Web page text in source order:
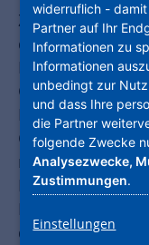
Zum Tag der
deutschlandweit
Motto „Wir im
Gemeinden
Planungen und
Gestaltung des
mitzuwirken. In
Kommunen teil,
der
widerruflich -
Partner auf Ihr
Informationen zu
Informationen
unbedingt zur
und dass Ihre
die Partner
folgende Zwecke
Analysezwecke,
Zustimmungen.
Einstellungen